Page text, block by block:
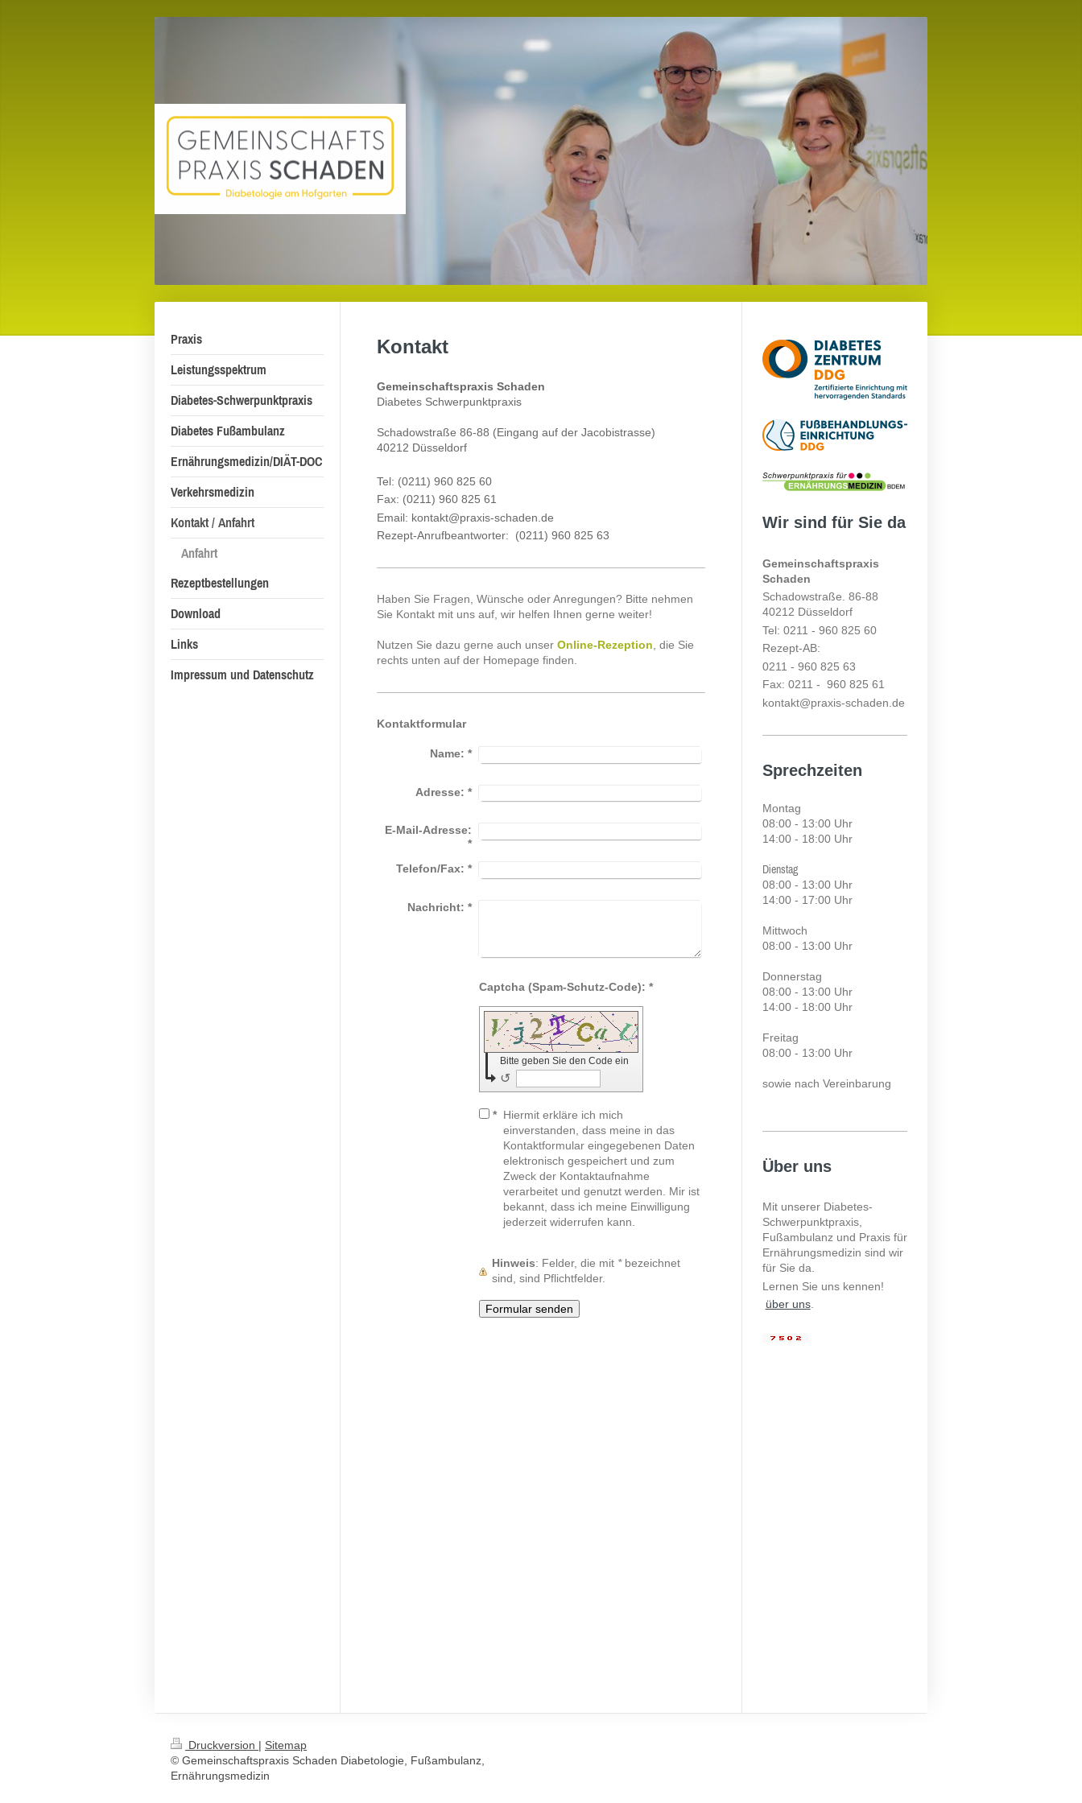
Praxis
Leistungsspektrum
Diabetes-Schwerpunktpraxis
Diabetes Fußambulanz
Ernährungsmedizin/DIÄT-DOC
Verkehrsmedizin
Kontakt / Anfahrt
Anfahrt
Rezeptbestellungen
Download
Links
Impressum und Datenschutz
Kontakt
Gemeinschaftspraxis Schaden
Diabetes Schwerpunktpraxis
Schadowstraße 86-88 (Eingang auf der Jacobistrasse)
40212 Düsseldorf
Tel: (0211) 960 825 60
Fax: (0211) 960 825 61
Email: kontakt@praxis-schaden.de
Rezept-Anrufbeantworter: (0211) 960 825 63
Haben Sie Fragen, Wünsche oder Anregungen? Bitte nehmen
Sie Kontakt mit uns auf, wir helfen Ihnen gerne weiter!
Nutzen Sie dazu gerne auch unserOnline-Rezeption , die Sie
rechts unten auf der Homepage finden.
Kontaktformular
Name: *
Adresse: *
E-Mail-Adresse:
*
Telefon/Fax: *
Nachricht: *
Captcha (Spam-Schutz-Code): *
Bitte geben Sie den Code ein
↺
* Hiermit erkläre ich mich
einverstanden, dass meine in das
Kontaktformular eingegebenen Daten
elektronisch gespeichert und zum
Zweck der Kontaktaufnahme
verarbeitet und genutzt werden. Mir ist
bekannt, dass ich meine Einwilligung
jederzeit widerrufen kann.
Hinweis : Felder, die mit *bezeichnet
sind, sind Pflichtfelder.
Wir sind für Sie da
Gemeinschaftspraxis
Schaden
Schadowstraße. 86-88
40212 Düsseldorf
Tel: 0211 - 960 825 60
Rezept-AB:
0211 - 960 825 63
Fax: 0211 - 960 825 61
kontakt@praxis-schaden.de
Sprechzeiten
Montag
08:00 - 13:00 Uhr
14:00 - 18:00 Uhr
Dienstag
08:00 - 13:00 Uhr
14:00 - 17:00 Uhr
Mittwoch
08:00 - 13:00 Uhr
Donnerstag
08:00 - 13:00 Uhr
14:00 - 18:00 Uhr
Freitag
08:00 - 13:00 Uhr
sowie nach Vereinbarung
Über uns
Mit unserer Diabetes-
Schwerpunktpraxis,
Fußambulanz und Praxis für
Ernährungsmedizin sind wir
für Sie da.
Lernen Sie uns kennen!
über uns.
Druckversion | Sitemap
© Gemeinschaftspraxis Schaden Diabetologie, Fußambulanz,
Ernährungsmedizin